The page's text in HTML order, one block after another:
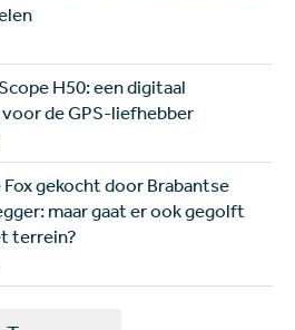
H50: een digitaal
de GPS-liefhebber
gekocht door Brabantse
maar gaat er ook gegolft
terrein?